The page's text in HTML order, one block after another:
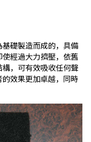
礎製造而成的，具備
經過大力擠壓，依舊
，可有效吸收任何聲
效果更加卓越，同時